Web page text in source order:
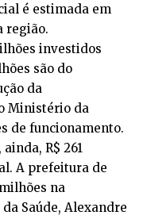
é estimada em
região.
investidos
são do
da
Ministério da
de funcionamento.
R$ 261
A prefeitura de
na
Saúde, Alexandre